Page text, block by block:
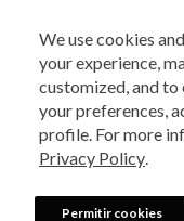
We use cookies
your experience,
customized, and
your preferences,
profile. For more
Privacy Policy.
Permitir cookies
2025 - Veste S.A Estilo.
se no direito de corrigir
880 5520.Horário de
Sábados das 8h às 14h,